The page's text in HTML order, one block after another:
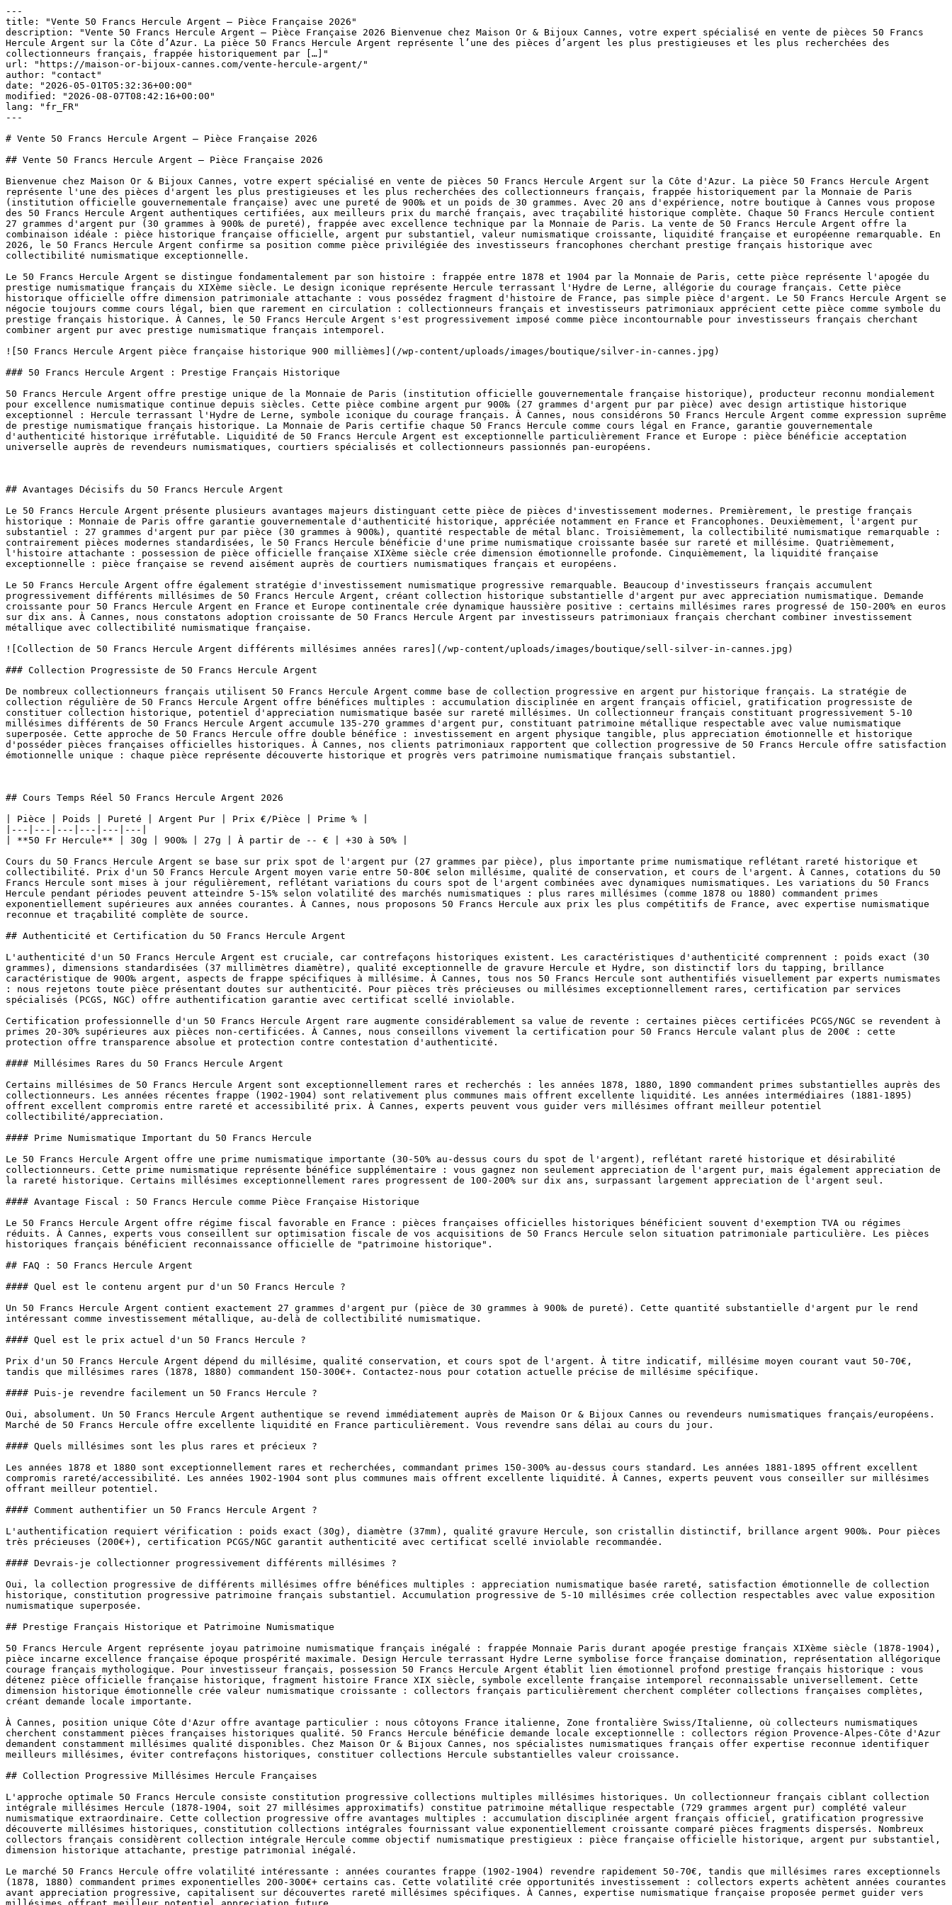
---
title: "Vente 50 Francs Hercule Argent — Pièce Française 2026"
description: "Vente 50 Francs Hercule Argent — Pièce Française 2026 Bienvenue chez Maison Or & Bijoux Cannes, votre expert spécialisé en vente de pièces 50 Francs Hercule Argent sur la Côte d’Azur. La pièce 50 Francs Hercule Argent représente l’une des pièces d’argent les plus prestigieuses et les plus recherchées des collectionneurs français, frappée historiquement par […]"
url: "https://maison-or-bijoux-cannes.com/vente-hercule-argent/"
author: "contact"
date: "2026-05-01T05:32:36+00:00"
modified: "2026-08-07T08:42:16+00:00"
lang: "fr_FR"
---

# Vente 50 Francs Hercule Argent — Pièce Française 2026

## Vente 50 Francs Hercule Argent — Pièce Française 2026

Bienvenue chez Maison Or & Bijoux Cannes, votre expert spécialisé en vente de pièces 50 Francs Hercule Argent sur la Côte d'Azur. La pièce 50 Francs Hercule Argent représente l'une des pièces d'argent les plus prestigieuses et les plus recherchées des collectionneurs français, frappée historiquement par la Monnaie de Paris (institution officielle gouvernementale française) avec une pureté de 900‰ et un poids de 30 grammes. Avec 20 ans d'expérience, notre boutique à Cannes vous propose des 50 Francs Hercule Argent authentiques certifiées, aux meilleurs prix du marché français, avec traçabilité historique complète. Chaque 50 Francs Hercule contient 27 grammes d'argent pur (30 grammes à 900‰ de pureté), frappée avec excellence technique par la Monnaie de Paris. La vente de 50 Francs Hercule Argent offre la combinaison idéale : pièce historique française officielle, argent pur substantiel, valeur numismatique croissante, liquidité française et européenne remarquable. En 2026, le 50 Francs Hercule Argent confirme sa position comme pièce privilégiée des investisseurs francophones cherchant prestige français historique avec collectibilité numismatique exceptionnelle.

Le 50 Francs Hercule Argent se distingue fondamentalement par son histoire : frappée entre 1878 et 1904 par la Monnaie de Paris, cette pièce représente l'apogée du prestige numismatique français du XIXème siècle. Le design iconique représente Hercule terrassant l'Hydre de Lerne, allégorie du courage français. Cette pièce historique officielle offre dimension patrimoniale attachante : vous possédez fragment d'histoire de France, pas simple pièce d'argent. Le 50 Francs Hercule Argent se négocie toujours comme cours légal, bien que rarement en circulation : collectionneurs français et investisseurs patrimoniaux apprécient cette pièce comme symbole du prestige français historique. À Cannes, le 50 Francs Hercule Argent s'est progressivement imposé comme pièce incontournable pour investisseurs français cherchant combiner argent pur avec prestige numismatique français intemporel.

![50 Francs Hercule Argent pièce française historique 900 millièmes](/wp-content/uploads/images/boutique/silver-in-cannes.jpg)

### 50 Francs Hercule Argent : Prestige Français Historique

50 Francs Hercule Argent offre prestige unique de la Monnaie de Paris (institution officielle gouvernementale française historique), producteur reconnu mondialement pour excellence numismatique continue depuis siècles. Cette pièce combine argent pur 900‰ (27 grammes d'argent pur par pièce) avec design artistique historique exceptionnel : Hercule terrassant l'Hydre de Lerne, symbole iconique du courage français. À Cannes, nous considérons 50 Francs Hercule Argent comme expression suprême de prestige numismatique français historique. La Monnaie de Paris certifie chaque 50 Francs Hercule comme cours légal en France, garantie gouvernementale d'authenticité historique irréfutable. Liquidité de 50 Francs Hercule Argent est exceptionnelle particulièrement France et Europe : pièce bénéficie acceptation universelle auprès de revendeurs numismatiques, courtiers spécialisés et collectionneurs passionnés pan-européens.

 

## Avantages Décisifs du 50 Francs Hercule Argent

Le 50 Francs Hercule Argent présente plusieurs avantages majeurs distinguant cette pièce de pièces d'investissement modernes. Premièrement, le prestige français historique : Monnaie de Paris offre garantie gouvernementale d'authenticité historique, appréciée notamment en France et Francophones. Deuxièmement, l'argent pur substantiel : 27 grammes d'argent pur par pièce (30 grammes à 900‰), quantité respectable de métal blanc. Troisièmement, la collectibilité numismatique remarquable : contrairement pièces modernes standardisées, le 50 Francs Hercule bénéficie d'une prime numismatique croissante basée sur rareté et millésime. Quatrièmement, l'histoire attachante : possession de pièce officielle française XIXème siècle crée dimension émotionnelle profonde. Cinquièmement, la liquidité française exceptionnelle : pièce française se revend aisément auprès de courtiers numismatiques français et européens.

Le 50 Francs Hercule Argent offre également stratégie d'investissement numismatique progressive remarquable. Beaucoup d'investisseurs français accumulent progressivement différents millésimes de 50 Francs Hercule Argent, créant collection historique substantielle d'argent pur avec appreciation numismatique. Demande croissante pour 50 Francs Hercule Argent en France et Europe continentale crée dynamique haussière positive : certains millésimes rares progressé de 150-200% en euros sur dix ans. À Cannes, nous constatons adoption croissante de 50 Francs Hercule Argent par investisseurs patrimoniaux français cherchant combiner investissement métallique avec collectibilité numismatique française.

![Collection de 50 Francs Hercule Argent différents millésimes années rares](/wp-content/uploads/images/boutique/sell-silver-in-cannes.jpg)

### Collection Progressiste de 50 Francs Hercule Argent

De nombreux collectionneurs français utilisent 50 Francs Hercule Argent comme base de collection progressive en argent pur historique français. La stratégie de collection régulière de 50 Francs Hercule Argent offre bénéfices multiples : accumulation disciplinée en argent français officiel, gratification progressiste de constituer collection historique, potentiel d'appreciation numismatique basée sur rareté millésimes. Un collectionneur français constituant progressivement 5-10 millésimes différents de 50 Francs Hercule Argent accumule 135-270 grammes d'argent pur, constituant patrimoine métallique respectable avec value numismatique superposée. Cette approche de 50 Francs Hercule offre double bénéfice : investissement en argent physique tangible, plus appreciation émotionnelle et historique d'posséder pièces françaises officielles historiques. À Cannes, nos clients patrimoniaux rapportent que collection progressive de 50 Francs Hercule offre satisfaction émotionnelle unique : chaque pièce représente découverte historique et progrès vers patrimoine numismatique français substantiel.

 

## Cours Temps Réel 50 Francs Hercule Argent 2026

| Pièce | Poids | Pureté | Argent Pur | Prix €/Pièce | Prime % |
|---|---|---|---|---|---|
| **50 Fr Hercule** | 30g | 900‰ | 27g | À partir de -- € | +30 à 50% |

Cours du 50 Francs Hercule Argent se base sur prix spot de l'argent pur (27 grammes par pièce), plus importante prime numismatique reflétant rareté historique et collectibilité. Prix d'un 50 Francs Hercule Argent moyen varie entre 50-80€ selon millésime, qualité de conservation, et cours de l'argent. À Cannes, cotations du 50 Francs Hercule sont mises à jour régulièrement, reflétant variations du cours spot de l'argent combinées avec dynamiques numismatiques. Les variations du 50 Francs Hercule pendant périodes peuvent atteindre 5-15% selon volatilité des marchés numismatiques : plus rares millésimes (comme 1878 ou 1880) commandent primes exponentiellement supérieures aux années courantes. À Cannes, nous proposons 50 Francs Hercule aux prix les plus compétitifs de France, avec expertise numismatique reconnue et traçabilité complète de source.

## Authenticité et Certification du 50 Francs Hercule Argent

L'authenticité d'un 50 Francs Hercule Argent est cruciale, car contrefaçons historiques existent. Les caractéristiques d'authenticité comprennent : poids exact (30 grammes), dimensions standardisées (37 millimètres diamètre), qualité exceptionnelle de gravure Hercule et Hydre, son distinctif lors du tapping, brillance caractéristique de 900‰ argent, aspects de frappe spécifiques à millésime. À Cannes, tous nos 50 Francs Hercule sont authentifiés visuellement par experts numismates : nous rejetons toute pièce présentant doutes sur authenticité. Pour pièces très précieuses ou millésimes exceptionnellement rares, certification par services spécialisés (PCGS, NGC) offre authentification garantie avec certificat scellé inviolable.

Certification professionnelle d'un 50 Francs Hercule Argent rare augmente considérablement sa value de revente : certaines pièces certificées PCGS/NGC se revendent à primes 20-30% supérieures aux pièces non-certificées. À Cannes, nous conseillons vivement la certification pour 50 Francs Hercule valant plus de 200€ : cette protection offre transparence absolue et protection contre contestation d'authenticité.

#### Millésimes Rares du 50 Francs Hercule Argent

Certains millésimes de 50 Francs Hercule Argent sont exceptionnellement rares et recherchés : les années 1878, 1880, 1890 commandent primes substantielles auprès des collectionneurs. Les années récentes frappe (1902-1904) sont relativement plus communes mais offrent excellente liquidité. Les années intermédiaires (1881-1895) offrent excellent compromis entre rareté et accessibilité prix. À Cannes, experts peuvent vous guider vers millésimes offrant meilleur potentiel collectibilité/appreciation.

#### Prime Numismatique Important du 50 Francs Hercule

Le 50 Francs Hercule Argent offre une prime numismatique importante (30-50% au-dessus cours du spot de l'argent), reflétant rareté historique et désirabilité collectionneurs. Cette prime numismatique représente bénéfice suppléme